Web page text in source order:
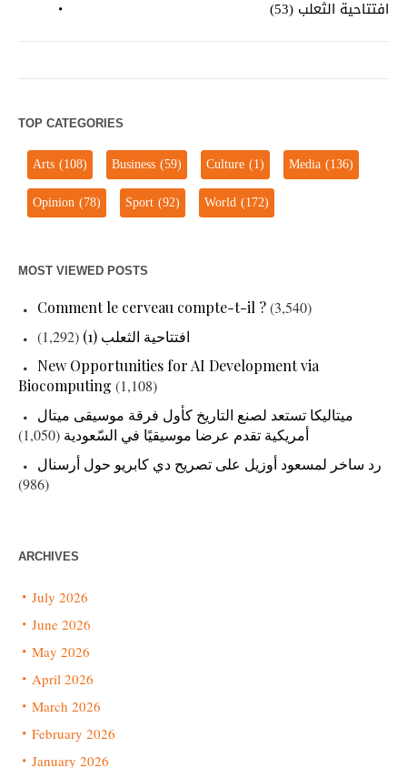
افتتاحية الثعلب (53)
TOP CATEGORIES
Arts(108) Business(59) Culture(1) Media(136)
Opinion(78) Sport(92) World(172)
MOST VIEWED POSTS
Comment le cerveau compte-t-il ?(3,540)
افتتاحية الثعلب (1)
(1,292)
New Opportunities for AI Development via
Biocomputing (1,108)
ميتاليكا تستعد لصنع التاريخ كأول فرقة موسيقى ميتال
أمريكية تقدم عرضا موسيقيًا في السّعودية (1,050)
رد ساخر لمسعود أوزيل على تصريح دي كابريو حول أرسنال
(986)
ARCHIVES
July 2026
June 2026
May 2026
April 2026
March 2026
February 2026
January 2026